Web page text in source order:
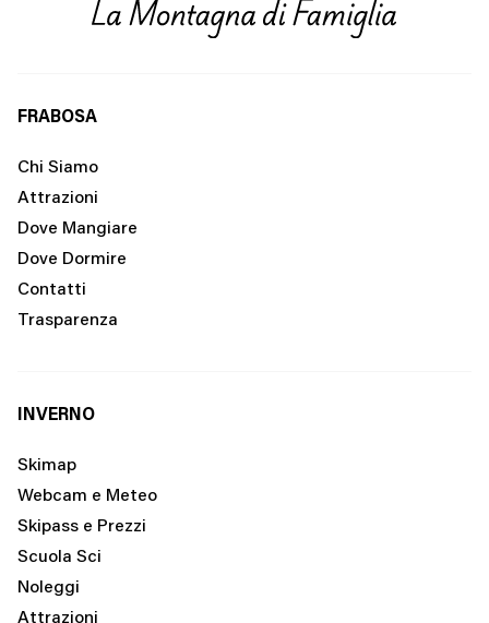
FRABOSA
Chi Siamo
Attrazioni
Dove Mangiare
Dove Dormire
Contatti
Trasparenza
INVERNO
Skimap
Webcam e Meteo
Skipass e Prezzi
Scuola Sci
Noleggi
Attrazioni